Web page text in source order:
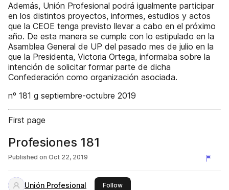
Además, Unión Profesional podrá igualmente participar
en los distintos proyectos, informes, estudios y actos
que la CEOE tenga previsto llevar a cabo en el próximo
año. De esta manera se cumple con lo estipulado en la
Asamblea General de UP del pasado mes de julio en la
que la Presidenta, Victoria Ortega, informaba sobre la
intención de solicitar formar parte de dicha
Confederación como organización asociada.
nº 181 g septiembre-octubre 2019
First page
Profesiones 181
Published on Oct 22, 2019
Unión Profesional Followthis publisher